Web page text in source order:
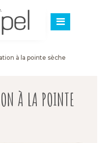
à la pointe sèche
À LA POINTE